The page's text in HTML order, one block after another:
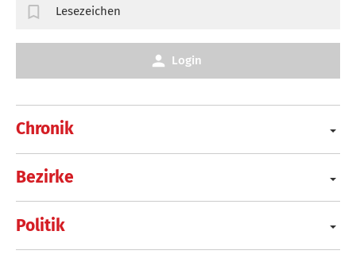
Chronik
Bezirke
Politik
Lesezeichen
Login